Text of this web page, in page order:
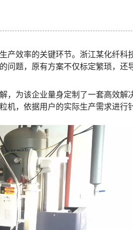
产效率的关键环节。浙江某化纤科
问题，原有方案不仅标定繁琐，还
，为该企业量身定制了一套高效
机，依据用户的实际生产需求进行